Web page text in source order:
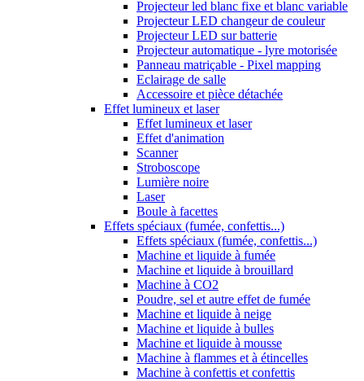
Projecteur led blanc fixe et blanc variable
Projecteur LED changeur de couleur
Projecteur LED sur batterie
Projecteur automatique - lyre motorisée
Panneau matriçable - Pixel mapping
Eclairage de salle
Accessoire et pièce détachée
Effet lumineux et laser
Effet lumineux et laser
Effet d'animation
Scanner
Stroboscope
Lumière noire
Laser
Boule à facettes
Effets spéciaux (fumée, confettis...)
Effets spéciaux (fumée, confettis...)
Machine et liquide à fumée
Machine et liquide à brouillard
Machine à CO2
Poudre, sel et autre effet de fumée
Machine et liquide à neige
Machine et liquide à bulles
Machine et liquide à mousse
Machine à flammes et à étincelles
Machine à confettis et confettis